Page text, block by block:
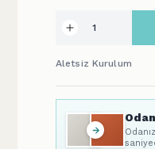
Aletsiz Kurulum